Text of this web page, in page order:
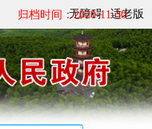
无障碍 适老版
归档时间：2020-11-30